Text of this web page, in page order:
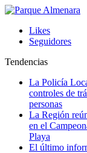
Likes
Seguidores
Tendencias
La Policía
controles de
personas
La Región
en el
Playa
El último